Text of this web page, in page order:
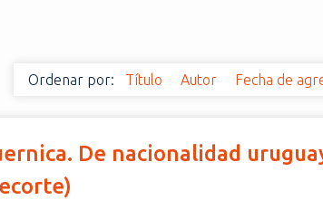
Ordenar por: Título Autor Fecha de
De nacionalidad